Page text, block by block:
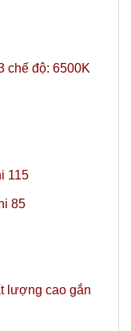
chế độ: 6500K
115
85
lượng cao gắn